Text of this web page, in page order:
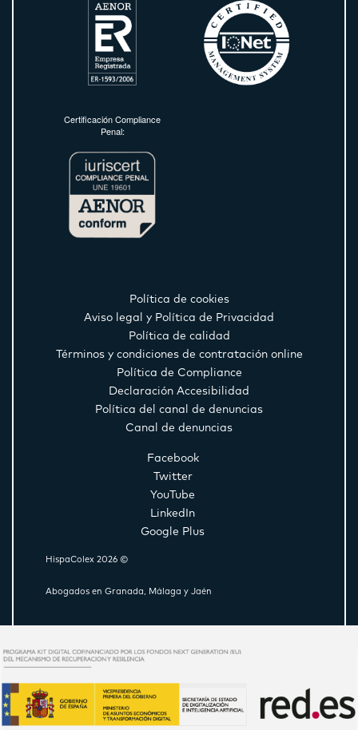
Certificación Compliance
Penal:
Política de cookies
Aviso legal y Política de Privacidad
Política de calidad
Términos y condiciones de contratación online
Política de Compliance
Declaración Accesibilidad
Política del canal de denuncias
Canal de denuncias
Facebook
Twitter
YouTube
LinkedIn
Google Plus
HispaColex 2026 ©
Abogados en Granada, Málaga y Jaén